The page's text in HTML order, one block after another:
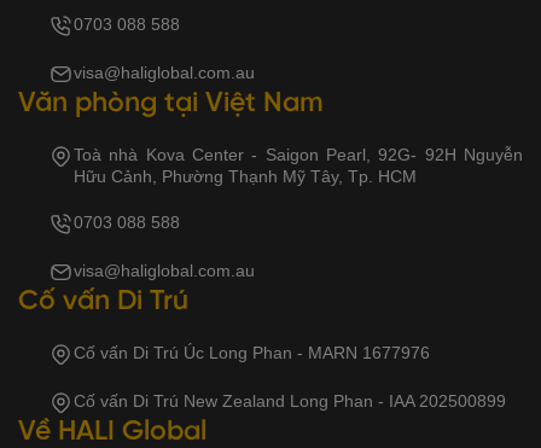
0703 088 588
visa@haliglobal.com.au
Văn phòng tại Việt Nam
Toà nhà Kova Center - Saigon Pearl, 92G- 92H Nguyễn
Hữu Cảnh, Phường Thạnh Mỹ Tây, Tp. HCM
0703 088 588
visa@haliglobal.com.au
Cố vấn Di Trú
Cố vấn Di Trú Úc Long Phan - MARN 1677976
Cố vấn Di Trú New Zealand Long Phan - IAA 202500899
Về HALI Global